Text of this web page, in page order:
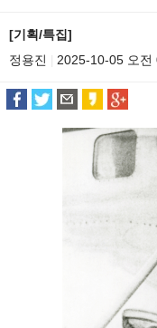
[기획/특집]
정용진
2025-10-05 오전